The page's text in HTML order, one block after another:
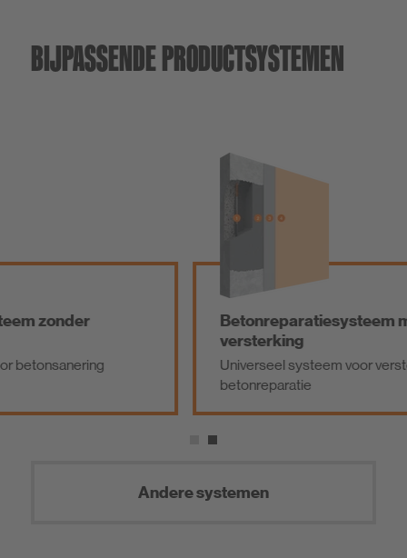
BIJPASSENDE PRODUCTSYSTEMEN
Betonreparatiesysteem met
Universeel systeem voor versterkte
Andere systemen